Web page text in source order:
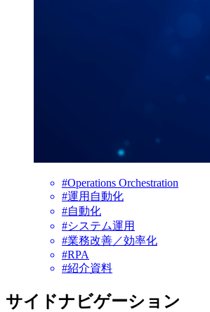
#Operations Orchestration
#運用自動化
#自動化
#システム運用
#業務改善／効率化
#RPA
#紹介資料
サイドナビゲーション